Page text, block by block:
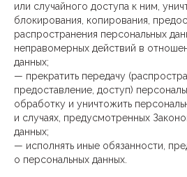
или случайного доступа к ним,
блокирования, копирования,
распространения персональных
неправомерных действий в
данных;
— прекратить передачу
предоставление, доступ)
обработку и уничтожить
и случаях, предусмотренных
данных;
— исполнять иные обязанности,
о персональных данных.